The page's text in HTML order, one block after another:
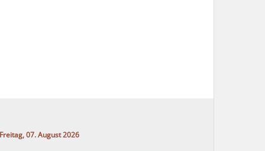
07. August 2026